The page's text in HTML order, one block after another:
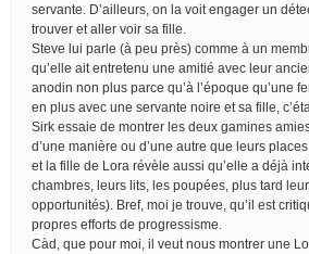
servante. D’ailleurs, on la voit engager un
trouver et aller voir sa fille.
Steve lui parle (à peu près) comme à un
qu’elle ait entretenu une amitié avec leur
anodin non plus parce qu’à l’époque qu’une
en plus avec une servante noire et sa fille,
Sirk essaie de montrer les deux gamines
d’une manière ou d’une autre que leurs
et la fille de Lora révèle aussi qu’elle a déjà
chambres, leurs lits, les poupées, plus tard
opportunités). Bref, moi je trouve, qu’il est
propres efforts de progressisme.
Càd, que pour moi, il veut nous montrer une